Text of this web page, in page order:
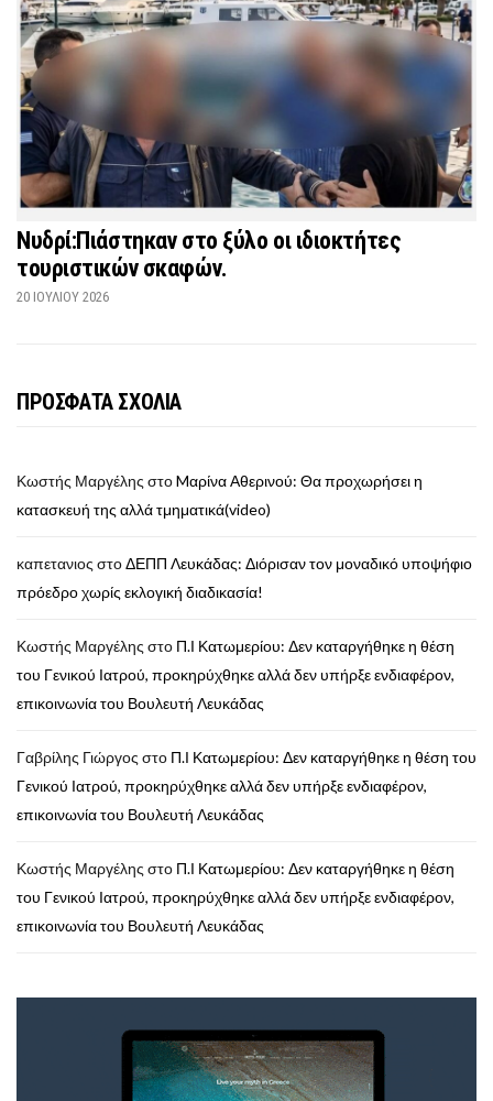
Νυδρί:Πιάστηκαν στο ξύλο οι ιδιοκτήτες
τουριστικών σκαφών.
20 ΙΟΥΛΊΟΥ 2026
ΠΡΟΣΦΑΤΑ ΣΧΟΛΙΑ
Κωστής Μαργέλης στοMαρίνα Αθερινού: Θα προχωρήσει η
κατασκευή της αλλά τμηματικά(video)
καπετανιος στοΔΕΠΠ Λευκάδας: Διόρισαν τον μοναδικό υποψήφιο
πρόεδρο χωρίς εκλογική διαδικασία!
Κωστής Μαργέλης στο Π.Ι Κατωμερίου: Δεν καταργήθηκε η θέση
του Γενικού Ιατρού, προκηρύχθηκε αλλά δεν υπήρξε ενδιαφέρον,
επικοινωνία του Βουλευτή Λευκάδας
Γαβρίλης Γιώργος στο Π.Ι Κατωμερίου: Δεν καταργήθηκε η θέση του
Γενικού Ιατρού, προκηρύχθηκε αλλά δεν υπήρξε ενδιαφέρον,
επικοινωνία του Βουλευτή Λευκάδας
Κωστής Μαργέλης στο Π.Ι Κατωμερίου: Δεν καταργήθηκε η θέση
του Γενικού Ιατρού, προκηρύχθηκε αλλά δεν υπήρξε ενδιαφέρον,
επικοινωνία του Βουλευτή Λευκάδας